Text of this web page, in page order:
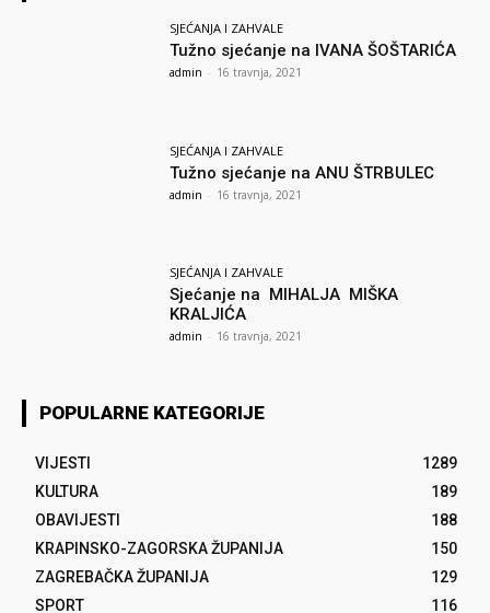
SJEĆANJA I ZAHVALE
Tužno sjećanje na IVANA ŠOŠTARIĆA
admin - 16 travnja, 2021
SJEĆANJA I ZAHVALE
Tužno sjećanje na ANU ŠTRBULEC
admin - 16 travnja, 2021
SJEĆANJA I ZAHVALE
Sjećanje na MIHALJA MIŠKA
KRALJIĆA
admin - 16 travnja, 2021
POPULARNE KATEGORIJE
VIJESTI
1289
KULTURA
189
OBAVIJESTI
188
KRAPINSKO-ZAGORSKA ŽUPANIJA
150
ZAGREBAČKA ŽUPANIJA
129
SPORT
116